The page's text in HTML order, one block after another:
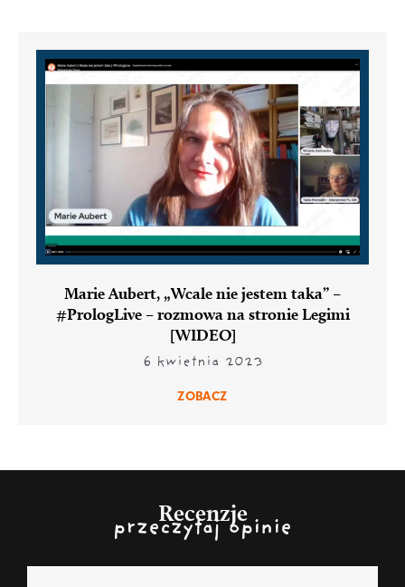
Marie Aubert, „Wcale nie jestem taka” –
#PrologLive – rozmowa na stronie Legimi
[WIDEO]
6 kwietnia 2023
ZOBACZ
Recenzje
przeczytaj opinie